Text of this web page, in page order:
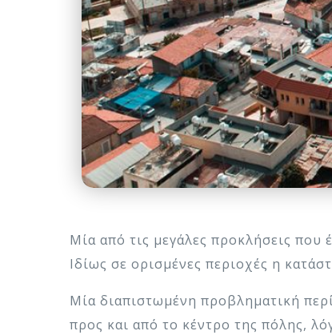
Μία από τις μεγάλες προκλήσεις
Ιδίως σε ορισμένες περιοχές η
Μία διαπιστωμένη προβληματική
προς και από το κέντρο της πόλης,